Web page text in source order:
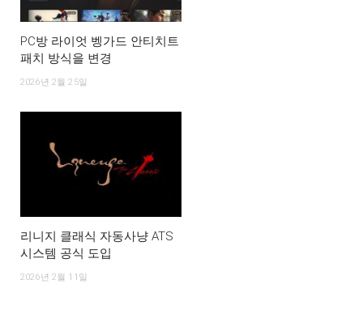
PC방 라이엇 벵가드 안티치트
패치 방식을 변경
2026년 2월 25일
리니지 클래식 자동사냥 ATS
시스템 공식 도입
2026년 2월 11일